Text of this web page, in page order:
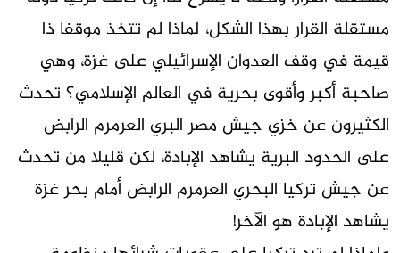
مستقلة القرار بهذا الشكل، لماذا لم تتخذ موقفا ذا
قيمة في وقف العدوان الإسرائيلي على غزة، وهي
صاحبة أكبر وأقوى بحرية في العالم الإسلامي؟ تحدث
الكثيرون عن خزي جيش مصر البري العرمرم الرابض
على الحدود البرية يشاهد الإبادة، لكن قليلا من تحدث
عن جيش تركيا البحري العرمرم الرابض أمام بحر غزة
يشاهد الإبادة هو الآخر!